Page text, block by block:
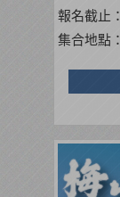
報名截止：
集合地點：